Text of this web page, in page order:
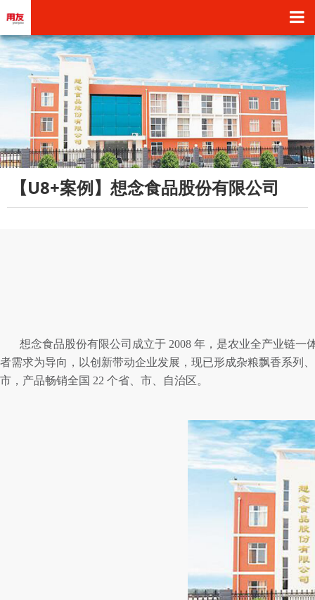
【U8+案例】想念食品股份有限公司
想念食品股份有限公司成立于 2008 年，是农业全产业链一
者需求为导向，以创新带动企业发展，现已形成杂粮飘香系列
市，产品畅销全国 22 个省、市、自治区。